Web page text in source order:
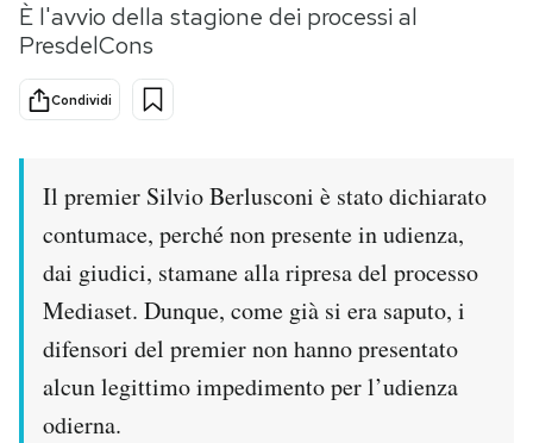
Tecnologia
Internet
Scienza
Cultura
Storie/Idee
Mondiali calcio 2026
PODCAST
È l'avvio della stagione dei processi al
PresdelCons
Condividi
Il premier Silvio Berlusconi è stato dichiarato
contumace, perché non presente in udienza,
dai giudici, stamane alla ripresa del processo
Mediaset. Dunque, come già si era saputo, i
difensori del premier non hanno presentato
alcun legittimo impedimento per l’udienza
odierna.